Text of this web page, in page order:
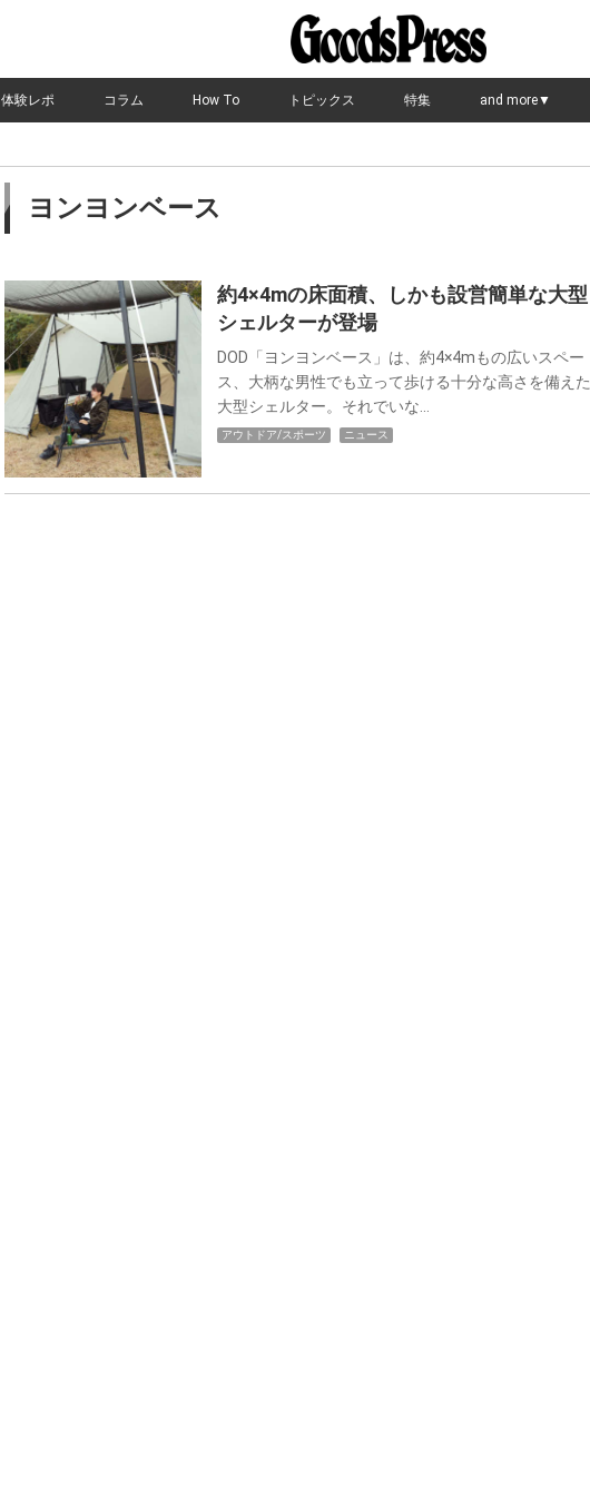
体験レポ コラム How To トピックス 特集 and more▼
ヨンヨンベース
約4×4mの床面積、しかも設営簡単な大型
シェルターが登場
DOD「ヨンヨンベース」は、約4×4mもの広いスペー
ス、大柄な男性でも立って歩ける十分な高さを備えた
大型シェルター。それでいな…
アウトドア/スポーツ ニュース